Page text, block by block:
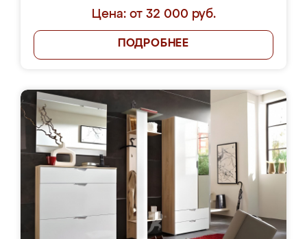
Цена: от 32 000 руб.
ПОДРОБНЕЕ